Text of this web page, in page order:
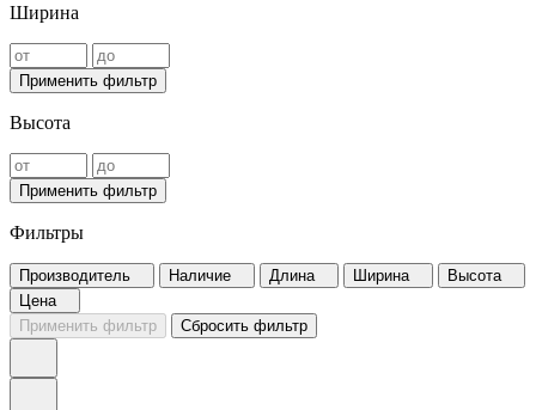
Ширина
Применить фильтр
Высота
Применить фильтр
Фильтры
Производитель Наличие Длина Ширина
Высота
Цена
Применить фильтр
Сбросить фильтр